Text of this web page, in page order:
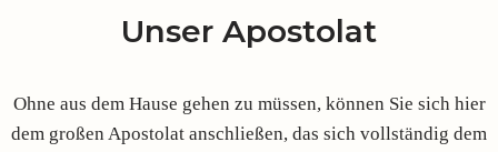
Unser Apostolat
Ohne aus dem Hause gehen zu müssen, können Sie sich hier
dem großen Apostolat anschließen, das sich vollständig dem